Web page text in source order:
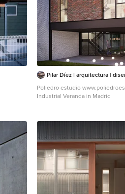
Pilar Díez | arquitectura |
Poliedro estudio
Industrial Veranda in Madrid